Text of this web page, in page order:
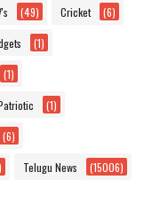
(49) Cricket (6)
(1)
(1)
(1)
(6)
Telugu News (15006)